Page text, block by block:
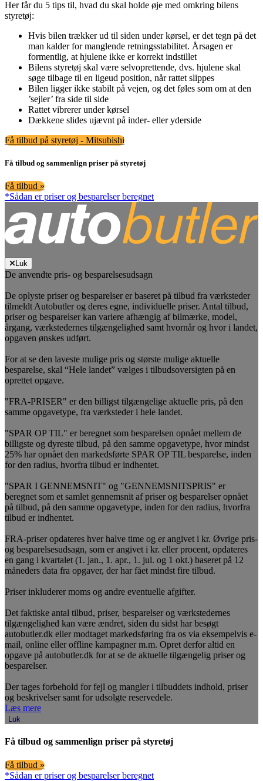
Her får du 5 tips til, hvad du skal holde øje med omkring bilens
styretøj:
Hvis bilen trækker ud til siden under kørsel, er det tegn på det
man kalder for manglende retningsstabilitet. Årsagen er
formentlig, at hjulene ikke er korrekt indstillet
Bilens styretøj skal være selvoprettende, dvs. hjulene skal
søge tilbage til en ligeud position, når rattet slippes
Bilen ligger ikke stabilt på vejen, og det føles som om at den
’sejler’ fra side til side
Rattet vibrerer under kørsel
Dækkene slides ujævnt på inder- eller yderside
Få tilbud på styretøj - Mitsubishi
Få tilbud og sammenlign priser på styretøj
Få tilbud »
*Sådan er priser og besparelser beregnet
Luk
De anvendte pris- og besparelsesudsagn
De oplyste priser og besparelser er baseret på tilbud fra værksteder
tilmeldt Autobutler og deres egne, individuelle priser. Antal tilbud,
priser og besparelser kan variere afhængig af bilmærke, model,
årgang, værkstedernes tilgængelighed samt hvornår og hvor i landet,
opgaven ønskes udført.
For at se den laveste mulige pris og største mulige aktuelle
besparelse, skal “Hele landet” vælges i tilbudsoversigten på en
oprettet opgave.
"FRA-PRISER" er den billigst tilgængelige aktuelle pris, på den
samme opgavetype, fra værksteder i hele landet.
"SPAR OP TIL" er beregnet som besparelsen opnået mellem de
billigste og dyreste tilbud, på den samme opgavetype, hvor mindst
25% har opnået den markedsførte SPAR OP TIL besparelse, inden
for den radius, hvorfra tilbud er indhentet.
"SPAR I GENNEMSNIT" og "GENNEMSNITSPRIS" er
beregnet som et samlet gennemsnit af priser og besparelser opnået
på tilbud, på den samme opgavetype, inden for den radius, hvorfra
tilbud er indhentet.
FRA-priser opdateres hver halve time og er angivet i kr. Øvrige pris-
og besparelsesudsagn, som er angivet i kr. eller procent, opdateres
en gang i kvartalet (1. jan., 1. apr., 1. jul. og 1 okt.) baseret på 12
måneders data fra opgaver, der har fået mindst fire tilbud.
Priser inkluderer moms og andre eventuelle afgifter.
Det faktiske antal tilbud, priser, besparelser og værkstedernes
tilgængelighed kan være ændret, siden du sidst har besøgt
autobutler.dk eller modtaget markedsføring fra os via eksempelvis e-
mail, online eller offline kampagner m.m. Opret derfor altid en
opgave på autobutler.dk for at se de aktuelle tilgængelig priser og
besparelser.
Der tages forbehold for fejl og mangler i tilbuddets indhold, priser
og beskrivelser samt for udsolgte reservedele.
Læs mere
Luk
Få tilbud og sammenlign priser på styretøj
Få tilbud »
*Sådan er priser og besparelser beregnet